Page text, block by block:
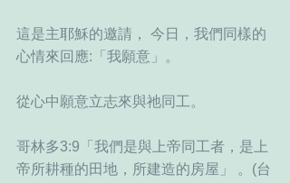
這是主耶穌的邀請， 今日，我們同樣的
心情來回應:「我願意」。
從心中願意立志來與祂同工。
哥林多3:9「我們是與上帝同工者，是上
帝所耕種的田地，所建造的房屋」 。(台